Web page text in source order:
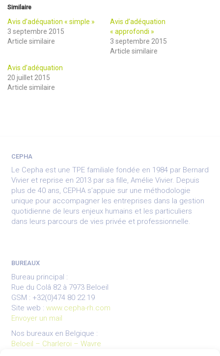
Similaire
Avis d’adéquation « simple »
3 septembre 2015
Article similaire
Avis d’adéquation
« approfondi »
3 septembre 2015
Article similaire
Avis d’adéquation
20 juillet 2015
Article similaire
CEPHA
Le Cepha est une TPE familiale fondée en 1984 par Bernard
Vivier et reprise en 2013 par sa fille, Amélie Vivier. Depuis
plus de 40 ans, CEPHA s’appuie sur une méthodologie
unique pour accompagner les entreprises dans la gestion
quotidienne de leurs enjeux humains et les particuliers
dans leurs parcours de vies privée et professionnelle.
BUREAUX
Bureau principal :
Rue du Colâ 82 à 7973 Beloeil
GSM : +32(0)474 80 22 19
Site web : www.cepha-rh.com
Envoyer un mail
Nos bureaux en Belgique :
Beloeil – Charleroi – Wavre